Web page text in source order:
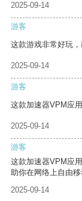
2025-09-14
游客
这款游戏非常好玩，
2025-09-14
游客
这款加速器VPM应
2025-09-14
游客
这款加速器VPM应
助你在网络上自由移
2025-09-14